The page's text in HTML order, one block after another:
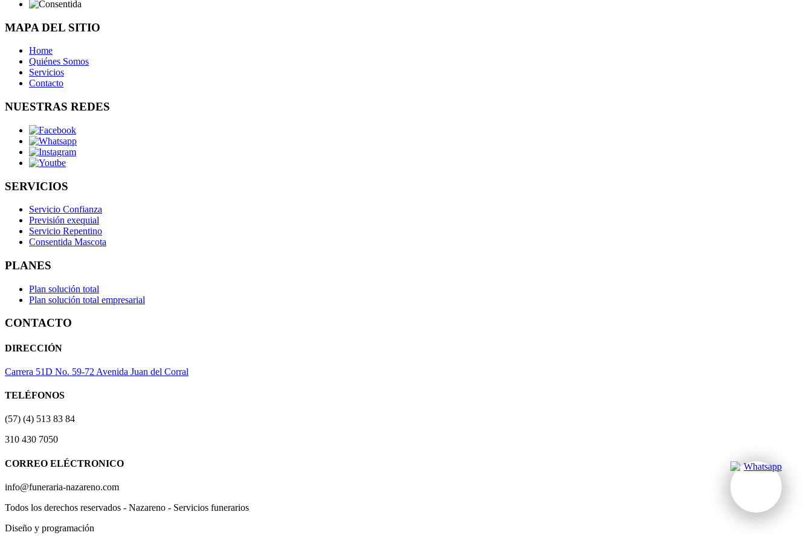
MAPA DEL SITIO
Home
Quiénes Somos
Servicios
Contacto
NUESTRAS REDES
SERVICIOS
Servicio Confianza
Previsión exequial
Servicio Repentino
Consentida Mascota
PLANES
Plan solución total
Plan solución total empresarial
CONTACTO
DIRECCIÓN
Carrera 51D No. 59-72 Avenida Juan del Corral
TELÉFONOS
(57) (4) 513 83 84
310 430 7050
CORREO ELÉCTRONICO
info@funeraria-nazareno.com
Todos los derechos reservados - Nazareno - Servicios funerarios
Diseño y programación